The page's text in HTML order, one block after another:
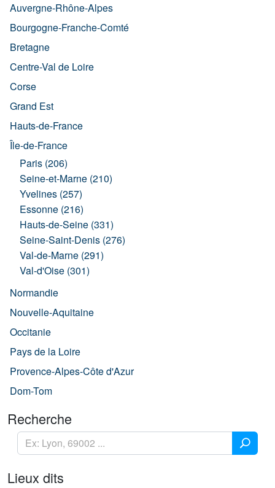
Auvergne-Rhône-Alpes
Bourgogne-Franche-Comté
Bretagne
Centre-Val de Loire
Corse
Grand Est
Hauts-de-France
Île-de-France
Paris (206)
Seine-et-Marne (210)
Yvelines (257)
Essonne (216)
Hauts-de-Seine (331)
Seine-Saint-Denis (276)
Val-de-Marne (291)
Val-d'Oise (301)
Normandie
Nouvelle-Aquitaine
Occitanie
Pays de la Loire
Provence-Alpes-Côte d'Azur
Dom-Tom
Recherche
Lieux dits